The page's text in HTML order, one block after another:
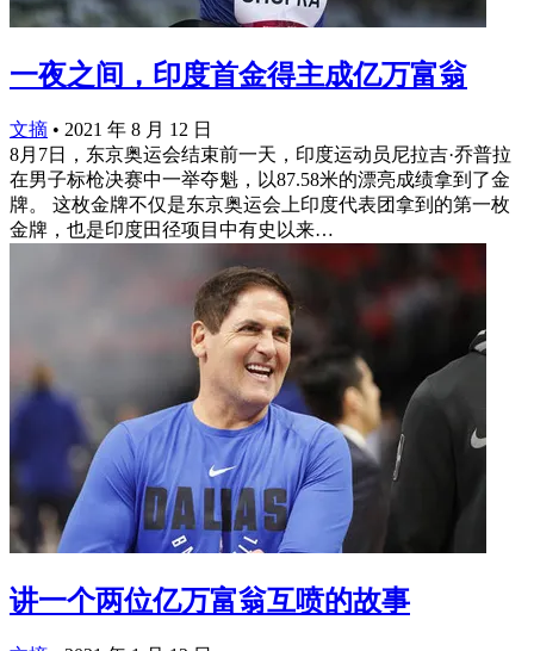
一夜之间，印度首金得主成亿万富翁
文摘 • 2021 年 8 月 12 日
8月7日，东京奥运会结束前一天，印度运动员尼拉吉·乔普拉
在男子标枪决赛中一举夺魁，以87.58米的漂亮成绩拿到了金
牌。 这枚金牌不仅是东京奥运会上印度代表团拿到的第一枚
金牌，也是印度田径项目中有史以来…
讲一个两位亿万富翁互喷的故事